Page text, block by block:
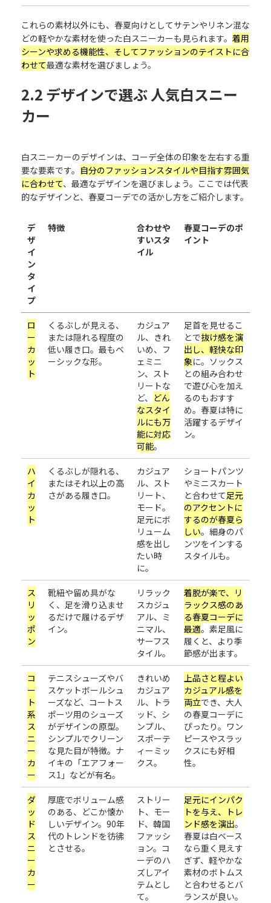
これらの素材以外にも、春夏向けとしてサテンやリネン混な
どの軽やかな素材を使った白スニーカーも見られます。 着用
シーンや求める機能性、そしてファッションのテイストに合
わせて最適な素材を選びましょう。
2.2 デザインで選ぶ 人気白スニー
カー
白スニーカーのデザインは、コーデ全体の印象を左右する重
要な要素です。 自分のファッションスタイルや目指す雰囲気
に合わせて、最適なデザインを選びましょう。ここでは代表
的なデザインと、春夏コーデでの活かし方をご紹介します。
デ
ザ
イ
ン
タ
イ
プ
特徴
合わせや
すいスタ
イル
春夏コーデのポ
イント
ロ
ー
カ
ッ
ト
くるぶしが見える、
または隠れる程度の
低い履き口。最もベ
ーシックな形。
カジュア
ル、きれ
いめ、フ
ェミニ
ン、スト
リートな
ど、 どん
なスタイ
ルにも万
能に対応
可能。
足首を見せるこ
とで抜け感を演
出し、軽快な印
象に。ソックス
との組み合わせ
で遊び心を加え
るのもおすす
め。春夏は特に
活躍するデザイ
ン。
ハ
イ
カ
ッ
ト
くるぶしが隠れる、
またはそれ以上の高
さがある履き口。
カジュア
ル、スト
リート、
モード。
足元にボ
リューム
感を出し
たい時
に。
ショートパンツ
やミニスカート
と合わせて足元
のアクセントに
するのが春夏ら
しい。細身のパ
ンツをインする
スタイルも。
ス
リ
ッ
ポ
ン
靴紐や留め具がな
く、足を滑り込ませ
るだけで履けるデザ
イン。
リラック
スカジュ
アル、ミ
ニマル、
サーフス
タイル。
着脱が楽で、リ
ラックス感のあ
る春夏コーデに
最適。素足風に
履くと、より季
節感が出ます。
コ
ー
ト
系
ス
ニ
ー
カ
ー
テニスシューズやバ
スケットボールシュ
ーズなど、コートス
ポーツ用のシューズ
がデザインの原型。
シンプルでクリーン
な見た目が特徴。ナ
イキの「エアフォー
ス1」などが有名。
きれいめ
カジュア
ル、トラ
ッド、シ
ンプル、
スポーテ
ィーミッ
クス。
上品さと程よい
カジュアル感を
両立でき、大人
の春夏コーデに
ぴったり。ワン
ピースやスラッ
クスにも好相
性。
ダ
ッ
ド
ス
ニ
ー
カ
ー
厚底でボリューム感
のある、どこか懐か
しいデザイン。90年
代のトレンドを彷彿
とさせる。
ストリー
ト、モー
ド、韓国
ファッシ
ョン。コ
ーデのハ
ズしアイ
テムとし
て。
足元にインパク
トを与え、トレ
ンド感を演出。
春夏は白ベース
なら重く見えす
ぎず、軽やかな
素材のボトムス
と合わせるとバ
ランスが良い。